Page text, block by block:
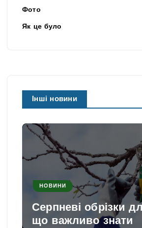
Фото
Як це було
Інші новини
НОВИНИ
Серпневі обрізки
що важливо знати